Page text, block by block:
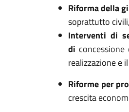
Riforma della
soprattutto
Interventi di
di
realizzazione e
Riforme per
crescita